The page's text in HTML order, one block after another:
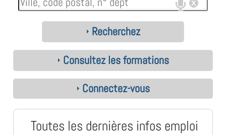
Recherchez
Consultez les formations
Connectez-vous
Toutes les dernières infos emploi